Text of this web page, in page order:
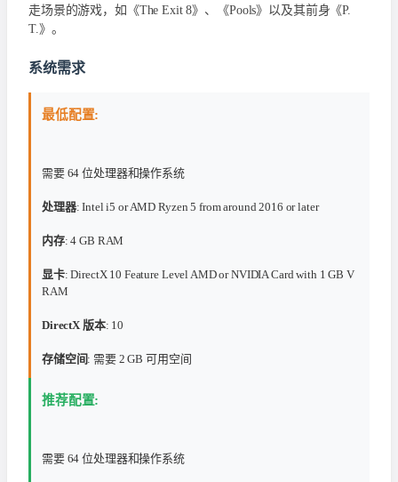
走场景的游戏，如《The Exit 8》、《Pools》以及其前身《P.
T.》。
系统需求
最低配置:
需要 64 位处理器和操作系统
处理器: Intel i5 or AMD Ryzen 5 from around 2016 or later
内存: 4 GB RAM
显卡: DirectX 10 Feature Level AMD or NVIDIA Card with 1 GB V
RAM
DirectX 版本: 10
存储空间: 需要 2 GB 可用空间
推荐配置:
需要 64 位处理器和操作系统